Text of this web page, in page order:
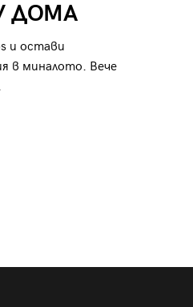
ДОМА
и остави
в миналото. Вече